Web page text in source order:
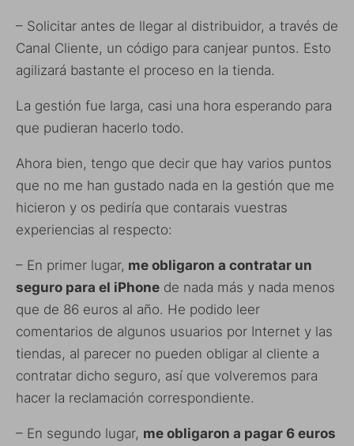
– Solicitar antes de llegar al distribuidor, a través de
Canal Cliente, un código para canjear puntos. Esto
agilizará bastante el proceso en la tienda.
La gestión fue larga, casi una hora esperando para
que pudieran hacerlo todo.
Ahora bien, tengo que decir que hay varios puntos
que no me han gustado nada en la gestión que me
hicieron y os pediría que contarais vuestras
experiencias al respecto:
– En primer lugar, me obligaron a contratar un
seguro para el iPhone de nada más y nada menos
que de 86 euros al año. He podido leer
comentarios de algunos usuarios por Internet y las
tiendas, al parecer no pueden obligar al cliente a
contratar dicho seguro, así que volveremos para
hacer la reclamación correspondiente.
– En segundo lugar, me obligaron a pagar 6 euros